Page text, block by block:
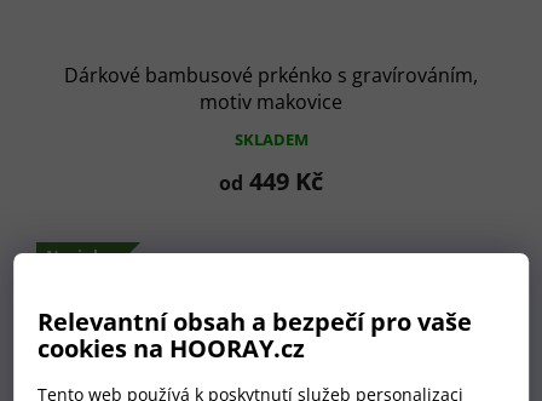
Relevantní obsah a bezpečí pro vaše
cookies na HOORAY.cz
Tento web používá k poskytnutí služeb personalizaci
Dárkové bambusové prkénko s gravírováním,
motiv makovice
SKLADEM
od 449 Kč
Novinka